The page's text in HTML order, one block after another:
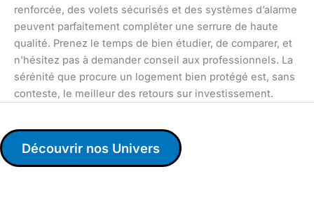
renforcée, des volets sécurisés et des systèmes d’alarme
peuvent parfaitement compléter une serrure de haute
qualité. Prenez le temps de bien étudier, de comparer, et
n’hésitez pas à demander conseil aux professionnels. La
sérénité que procure un logement bien protégé est, sans
conteste, le meilleur des retours sur investissement.
Découvrir nos Univers